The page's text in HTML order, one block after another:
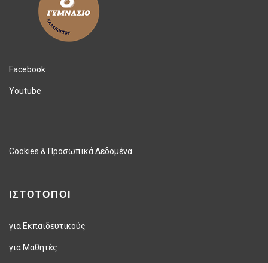
Facebook
Youtube
Cookies & Προσωπικά Δεδομένα
ΙΣΤΟΤΟΠΟΙ
για Εκπαιδευτικούς
για Μαθητές